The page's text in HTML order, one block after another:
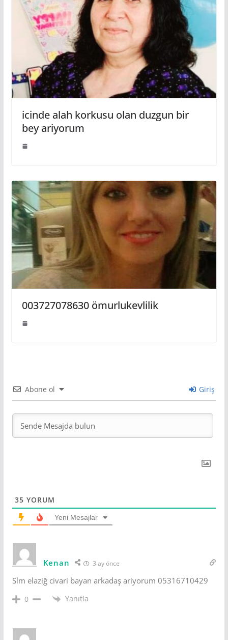
icinde alah korkusu olan duzgun bir
bey ariyorum
003727078630 ömurlukevlilik
Abone ol Giriş
35 YORUM
Yeni Mesajlar
Kenan 3 ay önce
Slm elaziğ civari bayan arkadaş ariyorum 05316710429
0 Yanıtla